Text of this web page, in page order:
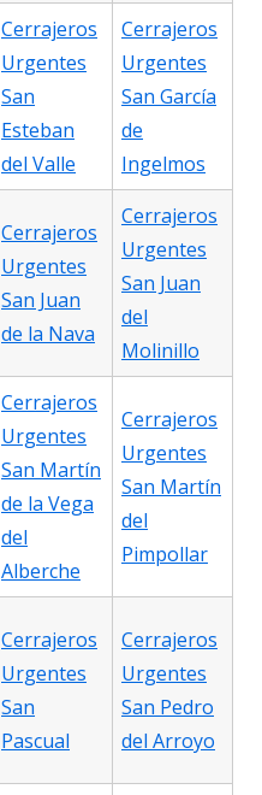
Cerrajeros
Urgentes
San
Esteban
del Valle
Cerrajeros
Urgentes
San García
de
Ingelmos
Cerrajeros
Urgentes
San Juan
de la Nava
Cerrajeros
Urgentes
San Juan
del
Molinillo
Cerrajeros
Urgentes
San Martín
de la Vega
del
Alberche
Cerrajeros
Urgentes
San Martín
del
Pimpollar
Cerrajeros
Urgentes
San
Pascual
Cerrajeros
Urgentes
San Pedro
del Arroyo